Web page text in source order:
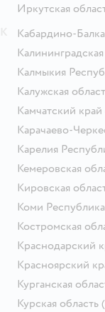
Иркутская
Кабардино-
Калмыкия
Калужская
Камчатский край
Карачаево-
Карелия
Кемеровская
Кировская
Коми Республика
Костромская
Краснодарский
Красноярский
Курганская
Курская область